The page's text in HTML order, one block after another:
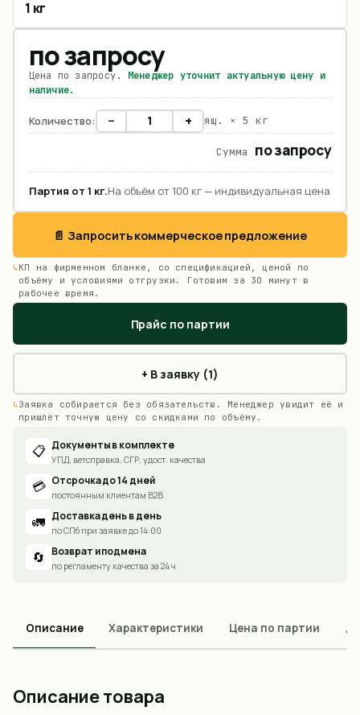
1 кг
по запросу
Цена по запросу. Менеджер уточнит актуальную цену и
наличие.
Количество: − + ящ. × 5 кг
Сумма по запросу
Партия от 1 кг.На объём от 100 кг — индивидуальная цена
📄 Запросить коммерческое предложение
КП на фирменном бланке, со спецификацией, ценой по
объёму и условиями отгрузки. Готовим за 30 минут в
рабочее время.
Прайс по партии
+ В заявку (1)
Заявка собирается без обязательств. Менеджер увидит её и
пришлёт точную цену со скидками по объёму.
📋 Документы в комплекте
УПД, ветсправка, СГР, удост. качества
💳 Отсрочка до 14 дней
постоянным клиентам B2B
🚛 Доставка день в день
по СПб при заявке до 14:00
🔄 Возврат и подмена
по регламенту качества за 24 ч
Описание Характеристики Цена по партии
Описание товара